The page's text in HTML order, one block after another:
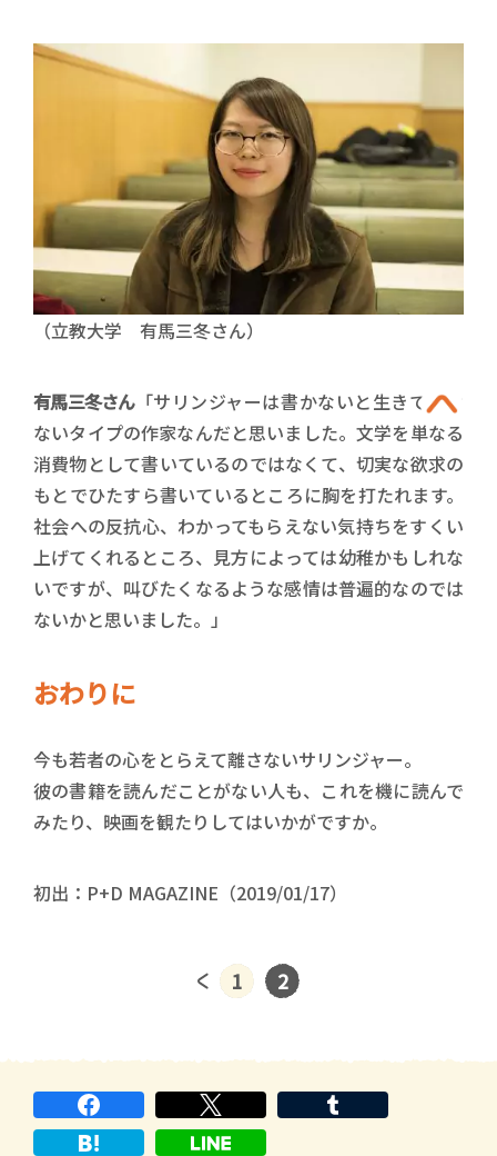
（立教大学 有馬三冬さん）
有馬三冬さん「サリンジャーは書かないと生きていけ
ないタイプの作家なんだと思いました。文学を単なる
消費物として書いているのではなくて、切実な欲求の
もとでひたすら書いているところに胸を打たれます。
社会への反抗心、わかってもらえない気持ちをすくい
上げてくれるところ、見方によっては幼稚かもしれな
いですが、叫びたくなるような感情は普遍的なのでは
ないかと思いました。」
おわりに
今も若者の心をとらえて離さないサリンジャー。
彼の書籍を読んだことがない人も、これを機に読んで
みたり、映画を観たりしてはいかがですか。
初出：P+D MAGAZINE（2019/01/17）
1 2